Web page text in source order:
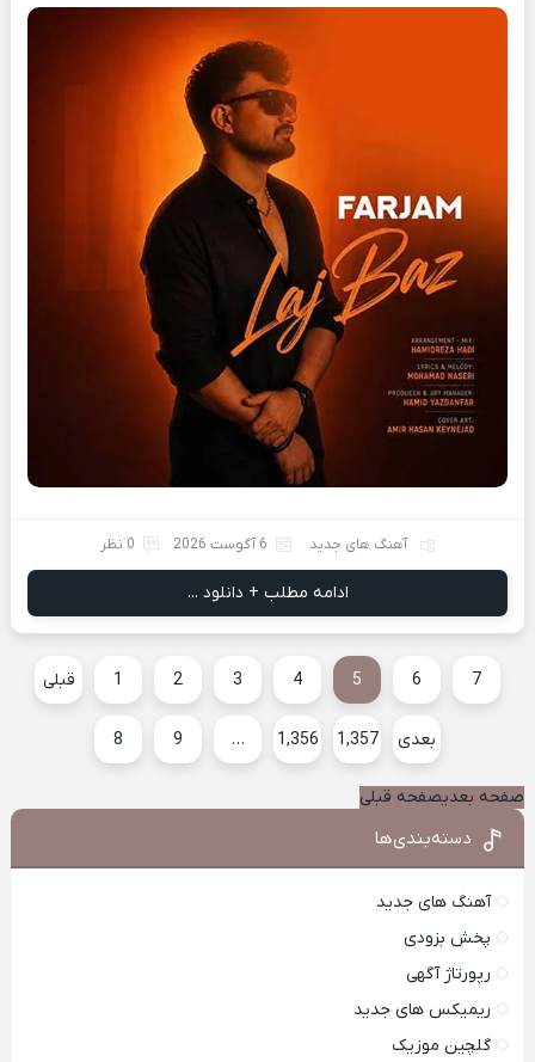
آهنگ های جدید 6 آگوست 2026 0 نظر
ادامه مطلب + دانلود ...
قبلی 1 2 3 4 5 6 7
8 9 … 1,356 1,357 بعدی
صفحه بعدیصفحه قبلی
دسته‌بندی‌ها
آهنگ های جدید
پخش بزودی
رپورتاژ آگهی
ریمیکس های جدید
گلچین موزیک